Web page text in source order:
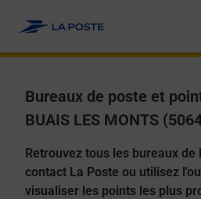
Bureaux de poste et
BUAIS LES MONTS
Retrouvez tous les bureaux de
contact La Poste ou utilisez
visualiser les points les plus